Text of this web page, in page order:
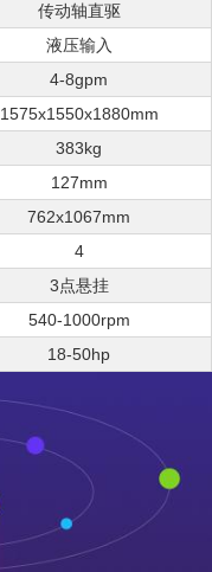
传动轴直驱
液压输入
4-8gpm
1575x1550x1880mm
383kg
127mm
762x1067mm
4
3点悬挂
540-1000rpm
18-50hp